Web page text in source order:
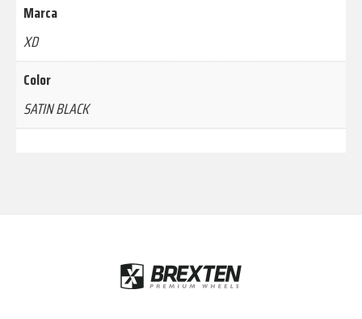
Marca
XD
Color
SATIN BLACK